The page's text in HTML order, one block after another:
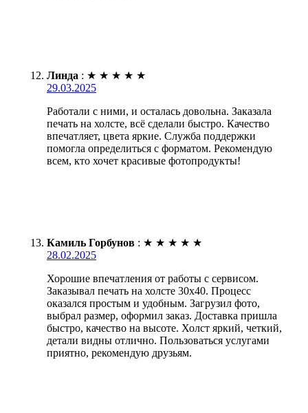
Линда : ★ ★ ★ ★ ★
29.03.2025
Работали с ними, и осталась довольна. Заказала
печать на холсте, всё сделали быстро. Качество
впечатляет, цвета яркие. Служба поддержки
помогла определиться с форматом. Рекомендую
всем, кто хочет красивые фотопродукты!
Камиль Горбунов : ★ ★ ★ ★ ★
28.02.2025
Хорошие впечатления от работы с сервисом.
Заказывал печать на холсте 30х40. Процесс
оказался простым и удобным. Загрузил фото,
выбрал размер, оформил заказ. Доставка пришла
быстро, качество на высоте. Холст яркий, четкий,
детали видны отлично. Пользоваться услугами
приятно, рекомендую друзьям.